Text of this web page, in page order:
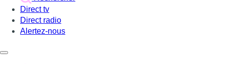
Direct tv
Direct radio
Alertez-nous